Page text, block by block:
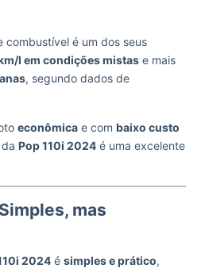
combustível é um dos seus
l em condições mistas e mais
, segundo dados de
econômica e com baixo custo
Pop 110i 2024 é uma excelente
mas
2024 é simples e prático,